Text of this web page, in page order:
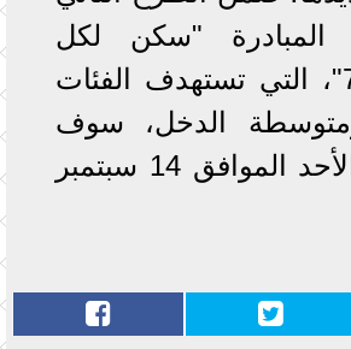
المبادرة "سكن لكل
المصريين 7"، التي تستهدف الفئات
الدخل، سوف
تنتهي يوم الأحد الموافق 14 سبتمبر